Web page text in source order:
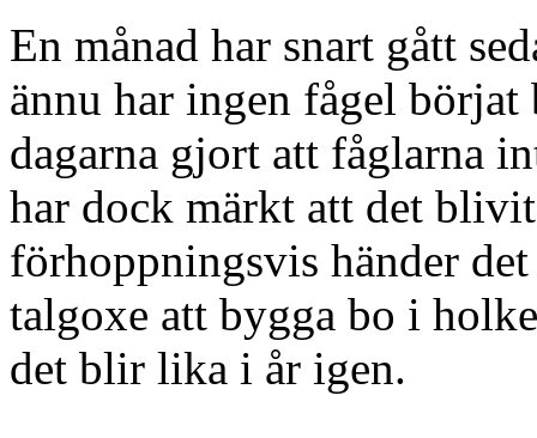
En månad har snart gått
ännu har ingen fågel
dagarna gjort att fåglarna
har dock märkt att det
förhoppningsvis händer
talgoxe att bygga bo i
det blir lika i år igen.